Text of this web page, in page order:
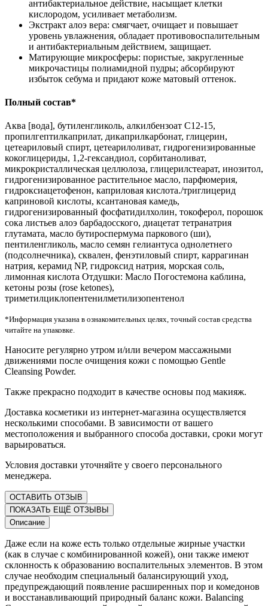
антибактериальное действие, насыщает клетки
кислородом, усиливает метаболизм.
Экстракт алоэ вера: смягчает, очищает и повышает
уровень увлажнения, обладает противовоспалительным
и антибактериальным действием, защищает.
Матирующие микросферы: пористые, закругленные
микрочастицы полиамидной пудры; абсорбируют
избыток себума и придают коже матовый оттенок.
Полный состав*
Аква [вода], бутиленгликоль, алкилбензоат С12-15,
пропилгептилкаприлат, дикаприлкарбонат, глицерин,
цетеариловый спирт, цетеарилоливат, гидрогенизированные
кокоглицериды, 1,2-гександиол, сорбитаноливат,
микрокристаллическая целлюлоза, глицерилстеарат, инозитол,
гидрогенизированное растительное масло, парфюмерия,
гидроксиацетофенон, каприловая кислота./триглицерид
каприновой кислоты, ксантановая камедь,
гидрогенизированный фосфатидилхолин, токоферол, порошок
сока листьев алоэ барбадосского, диацетат тетранатрия
глутамата, масло бутироспермума паркового (ши),
пентиленгликоль, масло семян гелиантуса однолетнего
(подсолнечника), сквален, фенэтиловый спирт, каррагинан
натрия, керамид NP, гидроксид натрия, морская соль,
лимонная кислота Отдушки: Масло Погостемона каблина,
кетоны розы (rose ketones),
триметилциклопентенилметилизопентенол
*Информация указана в ознакомительных целях, точный состав средства
читайте на упаковке.
Наносите регулярно утром и/или вечером массажными
движениями после очищения кожи с помощью Gentle
Cleansing Powder.
Также прекрасно подходит в качестве основы под макияж.
Доставка косметики из интернет-магазина осуществляется
несколькими способами. В зависимости от вашего
местоположения и выбранного способа доставки, сроки могут
варьироваться.
Условия доставки уточняйте у своего персонального
менеджера.
ОСТАВИТЬ ОТЗЫВ
ПОКАЗАТЬ ЕЩЁ ОТЗЫВЫ
Описание
Даже если на коже есть только отдельные жирные участки
(как в случае с комбинированной кожей), они также имеют
склонность к образованию воспалительных элементов. В этом
случае необходим специальный балансирующий уход,
предупреждающий появление расширенных пор и комедонов
и восстанавливающий природный баланс кожи. Balancing